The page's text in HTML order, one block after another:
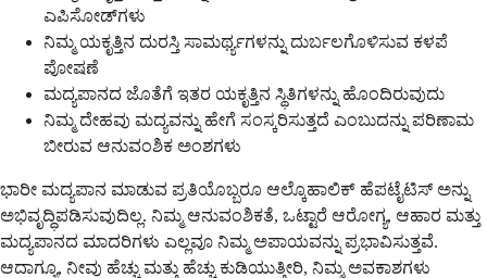
ಎಪಿಸೋಡ್‌ಗಳು
ನಿಮ್ಮ ಯಕೃತ್ತಿನ ದುರಸ್ತಿ ಸಾಮರ್ಥ್ಯಗಳನ್ನು ದುರ್ಬಲಗೊಳಿಸುವ ಕಳಪೆ
ಪೋಷಣೆ
ಮದ್ಯಪಾನದ ಜೊತೆಗೆ ಇತರ ಯಕೃತ್ತಿನ ಸ್ಥಿತಿಗಳನ್ನು ಹೊಂದಿರುವುದು
ನಿಮ್ಮ ದೇಹವು ಮದ್ಯವನ್ನು ಹೇಗೆ ಸಂಸ್ಕರಿಸುತ್ತದೆ ಎಂಬುದನ್ನು ಪರಿಣಾಮ
ಬೀರುವ ಆನುವಂಶಿಕ ಅಂಶಗಳು
ಭಾರೀ ಮದ್ಯಪಾನ ಮಾಡುವ ಪ್ರತಿಯೊಬ್ಬರೂ ಆಲ್ಕೊಹಾಲಿಕ್ ಹೆಪಟೈಟಿಸ್ ಅನ್ನು
ಅಭಿವೃದ್ಧಿಪಡಿಸುವುದಿಲ್ಲ. ನಿಮ್ಮ ಆನುವಂಶಿಕತೆ, ಒಟ್ಟಾರೆ ಆರೋಗ್ಯ, ಆಹಾರ ಮತ್ತು
ಮದ್ಯಪಾನದ ಮಾದರಿಗಳು ಎಲ್ಲವೂ ನಿಮ್ಮ ಅಪಾಯವನ್ನು ಪ್ರಭಾವಿಸುತ್ತವೆ.
ಆದಾಗ್ಯೂ, ನೀವು ಹೆಚ್ಚು ಮತ್ತು ಹೆಚ್ಚು ಕುಡಿಯುತ್ತೀರಿ, ನಿಮ್ಮ ಅವಕಾಶಗಳು